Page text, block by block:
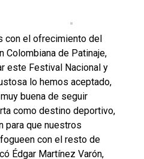
con el ofrecimiento del
Colombiana de Patinaje,
este Festival Nacional y
lo hemos aceptado,
buena de seguir
como destino deportivo,
para que nuestros
con el resto de
Édgar Martínez Varón,